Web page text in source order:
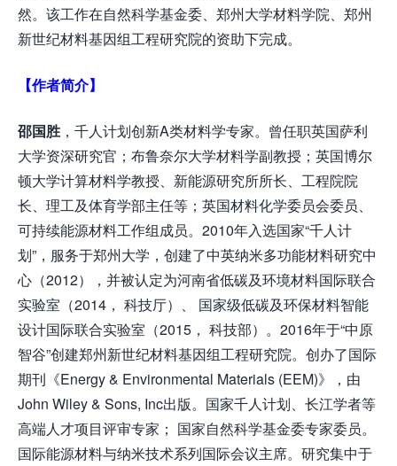
然。该工作在自然科学基金委、郑州大学材料学院、郑州
新世纪材料基因组工程研究院的资助下完成。
【作者简介】
邵国胜 ，千人计划创新A类材料学专家。曾任职英国萨利
大学资深研究官；布鲁奈尔大学材料学副教授；英国博尔
顿大学计算材料学教授、新能源研究所所长、工程院院
长、理工及体育学部主任等；英国材料化学委员会委员、
可持续能源材料工作组成员。2010年入选国家“千人计
划”，服务于郑州大学，创建了中英纳米多功能材料研究中
心（2012），并被认定为河南省低碳及环境材料国际联合
实验室（2014， 科技厅）、 国家级低碳及环保材料智能
设计国际联合实验室（2015， 科技部）。2016年于“中原
智谷”创建郑州新世纪材料基因组工程研究院。创办了国际
期刊《Energy & Environmental Materials (EEM)》，由
John Wiley & Sons, Inc出版。国家千人计划、长江学者等
高端人才项目评审专家； 国家自然科学基金委专家委员。
国际能源材料与纳米技术系列国际会议主席。研究集中于